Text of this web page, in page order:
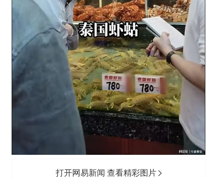
打开网易新闻 查看精彩图片